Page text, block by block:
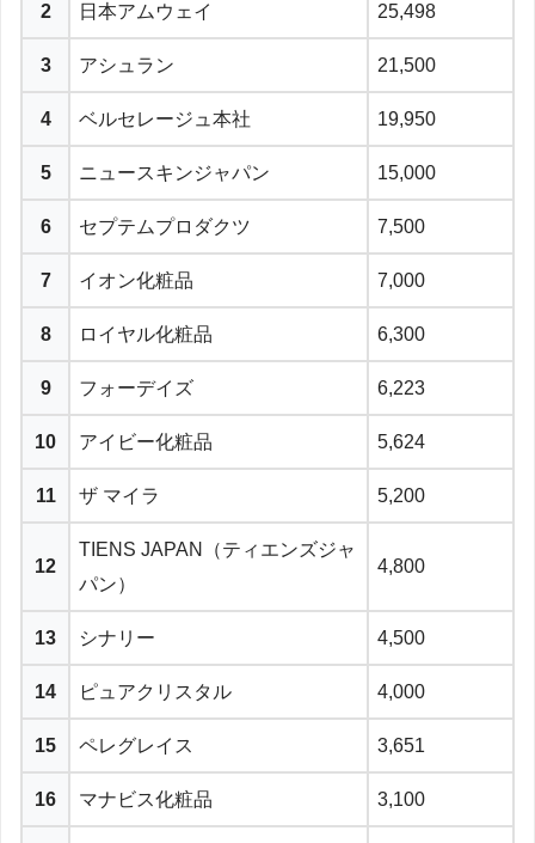
2 日本アムウェイ 25,498
3 アシュラン 21,500
4 ベルセレージュ本社 19,950
5 ニュースキンジャパン 15,000
6 セプテムプロダクツ 7,500
7 イオン化粧品 7,000
8 ロイヤル化粧品 6,300
9 フォーデイズ 6,223
10 アイビー化粧品 5,624
11 ザ マイラ 5,200
12
TIENS JAPAN（ティエンズジャ
パン）
4,800
13 シナリー 4,500
14 ピュアクリスタル 4,000
15 ペレグレイス 3,651
16 マナビス化粧品 3,100